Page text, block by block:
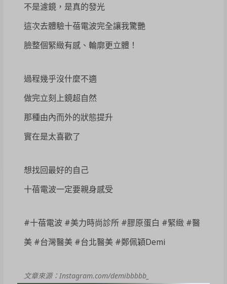
不是濾鏡，是真的發光
這次去體驗十蓓電波完全讓我驚艷
臉整個緊緻有感、輪廓更立體！
過程幾乎沒什麼不適
做完立刻上鏡超自然
那種由內而外的狀態提升
實在是太喜歡了
想找回最好的自己
十蓓電波一定要親身感受
#十蓓電波 #美力時尚診所 #膠原蛋白 #緊緻 #醫
美 #台灣醫美 #台北醫美 #鄭佩穎Demi
文章來源：Instagram.com/demibbbbb_